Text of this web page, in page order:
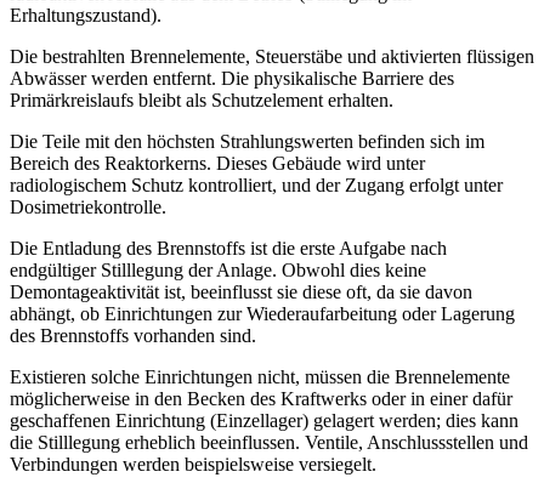
Erhaltungszustand).
Die bestrahlten Brennelemente, Steuerstäbe und aktivierten flüssigen
Abwässer werden entfernt. Die physikalische Barriere des
Primärkreislaufs bleibt als Schutzelement erhalten.
Die Teile mit den höchsten Strahlungswerten befinden sich im
Bereich des Reaktorkerns. Dieses Gebäude wird unter
radiologischem Schutz kontrolliert, und der Zugang erfolgt unter
Dosimetriekontrolle.
Die Entladung des Brennstoffs ist die erste Aufgabe nach
endgültiger Stilllegung der Anlage. Obwohl dies keine
Demontageaktivität ist, beeinflusst sie diese oft, da sie davon
abhängt, ob Einrichtungen zur Wiederaufarbeitung oder Lagerung
des Brennstoffs vorhanden sind.
Existieren solche Einrichtungen nicht, müssen die Brennelemente
möglicherweise in den Becken des Kraftwerks oder in einer dafür
geschaffenen Einrichtung (Einzellager) gelagert werden; dies kann
die Stilllegung erheblich beeinflussen. Ventile, Anschlussstellen und
Verbindungen werden beispielsweise versiegelt.